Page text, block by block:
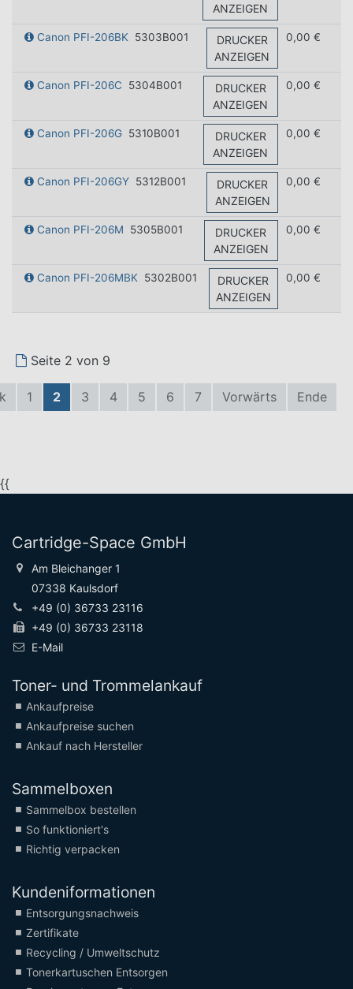
ANZEIGEN
Canon PFI-206BK 5303B001
DRUCKER
ANZEIGEN
0,00 €
Canon PFI-206C 5304B001
DRUCKER
ANZEIGEN
0,00 €
Canon PFI-206G 5310B001
DRUCKER
ANZEIGEN
0,00 €
Canon PFI-206GY 5312B001
DRUCKER
ANZEIGEN
0,00 €
Canon PFI-206M 5305B001
DRUCKER
ANZEIGEN
0,00 €
Canon PFI-206MBK 5302B001
DRUCKER
ANZEIGEN
0,00 €
Seite 2 von 9
1 2 3 4 5 6 7 Vorwärts Ende
{{
Cartridge-Space GmbH
Am Bleichanger 1
07338 Kaulsdorf
+49 (0) 36733 23116
+49 (0) 36733 23118
E-Mail
Toner- und Trommelankauf
Ankaufpreise
Ankaufpreise suchen
Ankauf nach Hersteller
Sammelboxen
Sammelbox bestellen
So funktioniert's
Richtig verpacken
Kundeniformationen
Entsorgungsnachweis
Zertifikate
Recycling / Umweltschutz
Tonerkartuschen Entsorgen